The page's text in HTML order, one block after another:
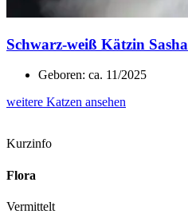
Schwarz-weiß Kätzin Sasha
Geboren: ca. 11/2025
weitere Katzen ansehen
Kurzinfo
Flora
Vermittelt